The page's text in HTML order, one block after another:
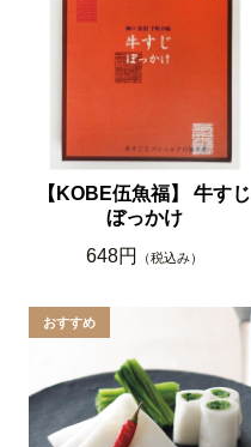
【KOBE伍魚福】 牛すじ
ぼっかけ
648円
（税込み）